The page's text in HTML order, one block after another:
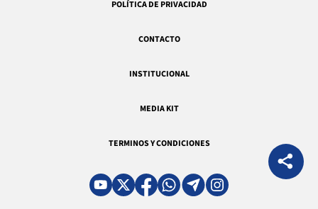
POLÍTICA DE PRIVACIDAD
CONTACTO
INSTITUCIONAL
MEDIA KIT
TERMINOS Y CONDICIONES